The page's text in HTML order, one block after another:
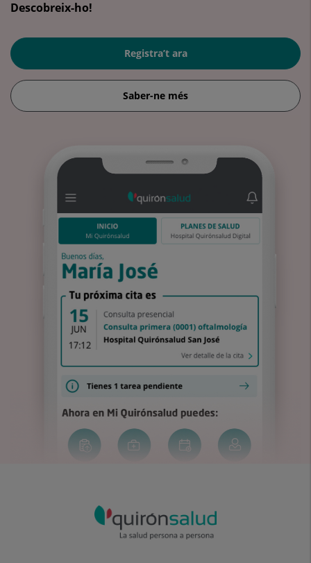
Descobreix-ho!
Registra’t ara
Saber-ne més